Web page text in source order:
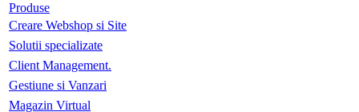
Produse
Creare Webshop si Site
Solutii specializate
Client Management.
Gestiune si Vanzari
Magazin Virtual